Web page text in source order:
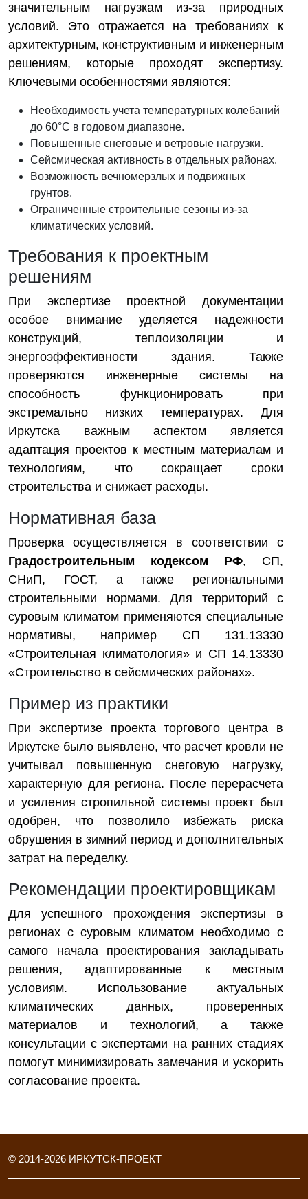
значительным нагрузкам из-за природных
условий. Это отражается на требованиях к
архитектурным, конструктивным и инженерным
решениям, которые проходят экспертизу.
Ключевыми особенностями являются:
Необходимость учета температурных колебаний
до 60°С в годовом диапазоне.
Повышенные снеговые и ветровые нагрузки.
Сейсмическая активность в отдельных районах.
Возможность вечномерзлых и подвижных
грунтов.
Ограниченные строительные сезоны из-за
климатических условий.
Требования к проектным
решениям
При экспертизе проектной документации
особое внимание уделяется надежности
конструкций, теплоизоляции и
энергоэффективности здания. Также
проверяются инженерные системы на
способность функционировать при
экстремально низких температурах. Для
Иркутска важным аспектом является
адаптация проектов к местным материалам и
технологиям, что сокращает сроки
строительства и снижает расходы.
Нормативная база
Проверка осуществляется в соответствии с
Градостроительным кодексом РФ, СП,
СНиП, ГОСТ, а также региональными
строительными нормами. Для территорий с
суровым климатом применяются специальные
нормативы, например СП 131.13330
«Строительная климатология» и СП 14.13330
«Строительство в сейсмических районах».
Пример из практики
При экспертизе проекта торгового центра в
Иркутске было выявлено, что расчет кровли не
учитывал повышенную снеговую нагрузку,
характерную для региона. После перерасчета
и усиления стропильной системы проект был
одобрен, что позволило избежать риска
обрушения в зимний период и дополнительных
затрат на переделку.
Рекомендации проектировщикам
Для успешного прохождения экспертизы в
регионах с суровым климатом необходимо с
самого начала проектирования закладывать
решения, адаптированные к местным
условиям. Использование актуальных
климатических данных, проверенных
материалов и технологий, а также
консультации с экспертами на ранних стадиях
помогут минимизировать замечания и ускорить
согласование проекта.
© 2014-2026 ИРКУТСК-ПРОЕКТ